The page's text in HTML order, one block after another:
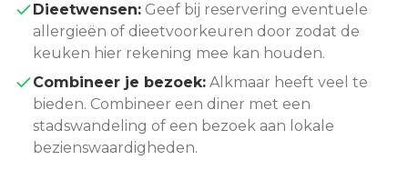
Dieetwensen: Geef bij reservering eventuele
allergieën of dieetvoorkeuren door zodat de
keuken hier rekening mee kan houden.
Combineer je bezoek: Alkmaar heeft veel te
bieden. Combineer een diner met een
stadswandeling of een bezoek aan lokale
bezienswaardigheden.